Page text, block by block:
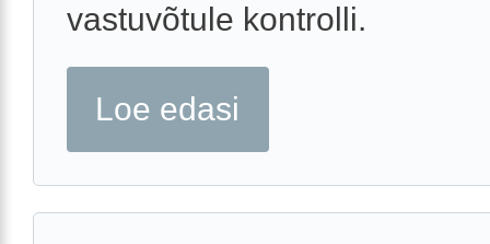
vastuvõtule kontrolli.
Loe edasi